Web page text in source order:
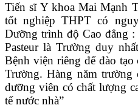
Tiến sĩ Y khoa Mai Mạnh
tốt nghiệp THPT có
Dưỡng trình độ Cao đẳng
Pasteur là Trường duy
Bệnh viện riêng để đào
Trường. Hàng năm
dưỡng viên có chất lượng
tế nước nhà”